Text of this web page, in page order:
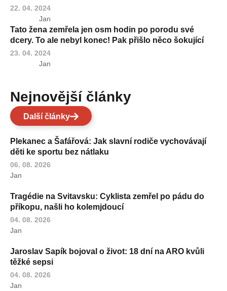
22. 04. 2024
Jan
Tato žena zemřela jen osm hodin po porodu své
dcery. To ale nebyl konec! Pak přišlo něco šokující
23. 04. 2024
Jan
Nejnovější články
Další články
Plekanec a Šafářová: Jak slavní rodiče vychovávají
děti ke sportu bez nátlaku
06. 08. 2026
Jan
Tragédie na Svitavsku: Cyklista zemřel po pádu do
příkopu, našli ho kolemjdoucí
04. 08. 2026
Jan
Jaroslav Sapík bojoval o život: 18 dní na ARO kvůli
těžké sepsi
04. 08. 2026
Jan